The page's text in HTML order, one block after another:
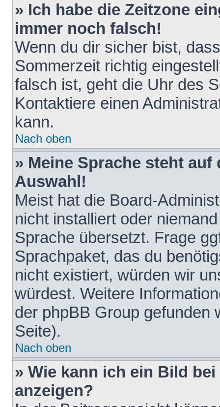
» Ich habe die Zeitzone
immer noch falsch!
Wenn du dir sicher bist,
Sommerzeit richtig
falsch ist, geht die Uhr des
Kontaktiere einen
kann.
Nach oben
» Meine Sprache steht
Auswahl!
Meist hat die Board-
nicht installiert oder
Sprache übersetzt. Frage
Sprachpaket, das du
nicht existiert, würden wir
würdest. Weitere
der phpBB Group gefunden
Seite).
Nach oben
» Wie kann ich ein Bild
anzeigen?